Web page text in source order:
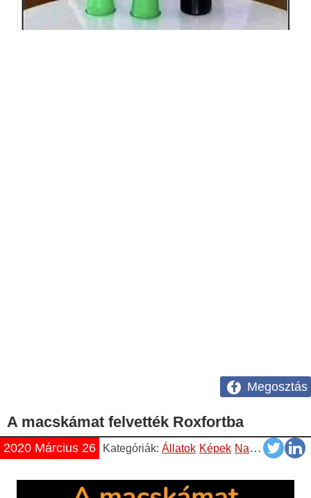
Megosztás
A macskámat felvették Roxfortba
2020 Március 26 Kategóriák: Állatok Képek Napiszar